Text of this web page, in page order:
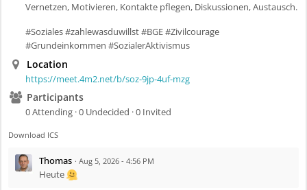
Vernetzen, Motivieren, Kontakte pflegen, Diskussionen, Austausch.
#Soziales #zahlewasduwillst #BGE #Zivilcourage
#Grundeinkommen #SozialerAktivismus
Location
https://meet.4m2.net/b/soz-9jp-4uf-mzg
Participants
0 Attending · 0 Undecided · 0 Invited
Download ICS
Thomas · Aug 5, 2026 - 4:56 PM
Heute